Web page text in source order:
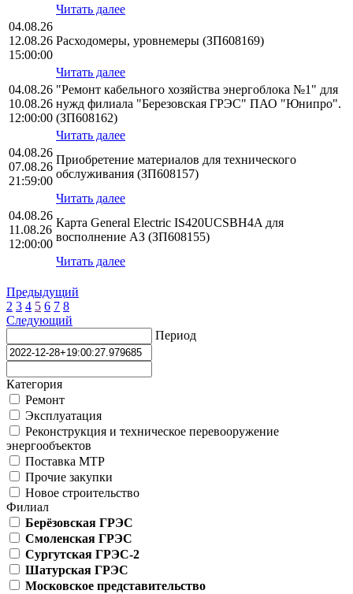
Читать далее
04.08.26
12.08.26
15:00:00
Расходомеры, уровнемеры (ЗП608169)
Читать далее
04.08.26
10.08.26
12:00:00
"Ремонт кабельного хозяйства энергоблока №1" для
нужд филиала "Березовская ГРЭС" ПАО "Юнипро".
(ЗП608162)
Читать далее
04.08.26
07.08.26
21:59:00
Приобретение материалов для технического
обслуживания (ЗП608157)
Читать далее
04.08.26
11.08.26
12:00:00
Карта General Electric IS420UCSBH4A для
восполнение АЗ (ЗП608155)
Читать далее
Предыдущий
2 3 4 5 6 7 8
Следующий
Период
Категория
Ремонт
Эксплуатация
Реконструкция и техническое перевооружение
энергообъектов
Поставка МТР
Прочие закупки
Новое строительство
Филиал
Берёзовская ГРЭС
Смоленская ГРЭС
Сургутская ГРЭС-2
Шатурская ГРЭС
Московское представительство